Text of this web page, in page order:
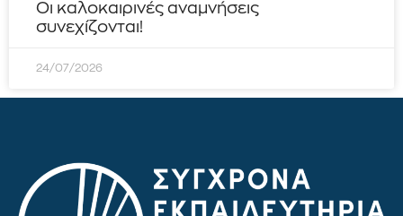
Οι καλοκαιρινές αναμνήσεις
συνεχίζονται!
24/07/2026